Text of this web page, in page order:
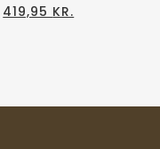
419,95 KR.